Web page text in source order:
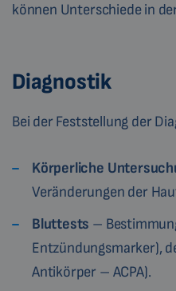
können Unterschiede in
Diagnostik
Bei der Feststellung der
Körperliche
Veränderungen der
Bluttests –
Entzündungsmarker),
Antikörper – ACPA).